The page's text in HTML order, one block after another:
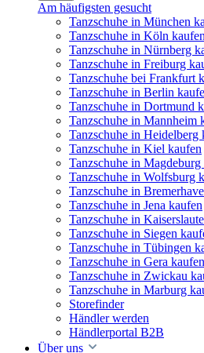
Am häufigsten gesucht
Tanzschuhe in München
Tanzschuhe in Köln kaufen
Tanzschuhe in Nürnberg
Tanzschuhe in Freiburg
Tanzschuhe bei Frankfurt
Tanzschuhe in Berlin
Tanzschuhe in Dortmund
Tanzschuhe in Mannheim
Tanzschuhe in Heidelberg
Tanzschuhe in Kiel kaufen
Tanzschuhe in Magdeburg
Tanzschuhe in Wolfsburg
Tanzschuhe in
Tanzschuhe in Jena kaufen
Tanzschuhe in
Tanzschuhe in Siegen
Tanzschuhe in Tübingen
Tanzschuhe in Gera kaufen
Tanzschuhe in Zwickau
Tanzschuhe in Marburg
Storefinder
Händler werden
Händlerportal B2B
Über uns